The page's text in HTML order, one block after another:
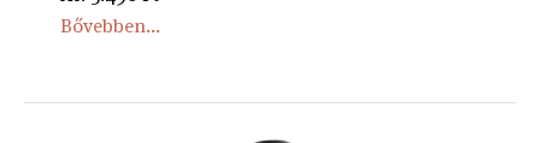
Bővebben...